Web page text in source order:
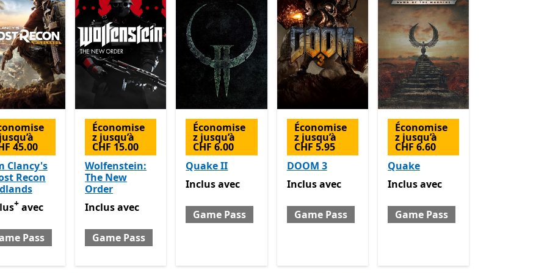
45.00
Clancy's
Recon
avec Game PassAvec des achats dans l’application
+ avec
Pass
Économise
z jusqu’à
CHF 15.00
Wolfenstein:
The New
Order
Inclus avec Game Pass
Inclusavec
Game Pass
Économise
z jusqu’à
CHF 6.00
Quake II
Inclus avec Game Pass
Inclusavec
Game Pass
Économise
z jusqu’à
CHF 5.95
DOOM 3
Inclus avec Game Pass
Inclusavec
Game Pass
Économise
z jusqu’à
CHF 6.60
Quake
Inclus avec Game Pass
Inclusavec
Game Pass